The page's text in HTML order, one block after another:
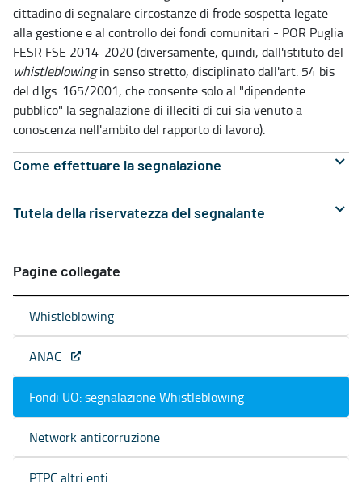
cittadino di segnalare circostanze di frode sospetta legate
alla gestione e al controllo dei fondi comunitari - POR Puglia
FESR FSE 2014-2020 (diversamente, quindi, dall'istituto del
whistleblowingin senso stretto, disciplinato dall'art. 54 bis
del d.lgs. 165/2001, che consente solo al "dipendente
pubblico" la segnalazione di illeciti di cui sia venuto a
conoscenza nell'ambito del rapporto di lavoro).
Come effettuare la segnalazione
Tutela della riservatezza del segnalante
Pagine collegate
Whistleblowing
ANAC
Fondi UO: segnalazione Whistleblowing
Network anticorruzione
PTPC altri enti